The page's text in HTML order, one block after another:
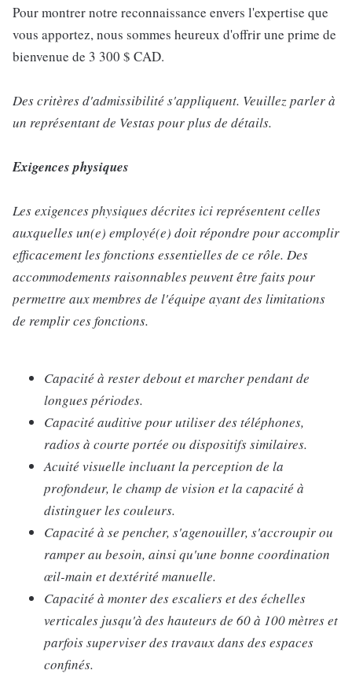
Pour montrer notre reconnaissance envers l'expertise que
vous apportez, nous sommes heureux d'offrir une prime de
bienvenue de 3 300 $ CAD.
Des critères d'admissibilité s'appliquent. Veuillez parler à
un représentant de Vestas pour plus de détails.
Exigences physiques
Les exigences physiques décrites ici représentent celles
auxquelles un(e) employé(e) doit répondre pour accomplir
efficacement les fonctions essentielles de ce rôle. Des
accommodements raisonnables peuvent être faits pour
permettre aux membres de l'équipe ayant des limitations
de remplir ces fonctions.
Capacité à rester debout et marcher pendant de
longues périodes.
Capacité auditive pour utiliser des téléphones,
radios à courte portée ou dispositifs similaires.
Acuité visuelle incluant la perception de la
profondeur, le champ de vision et la capacité à
distinguer les couleurs.
Capacité à se pencher, s'agenouiller, s'accroupir ou
ramper au besoin, ainsi qu'une bonne coordination
œil-main et dextérité manuelle.
Capacité à monter des escaliers et des échelles
verticales jusqu'à des hauteurs de 60 à 100 mètres et
parfois superviser des travaux dans des espaces
confinés.